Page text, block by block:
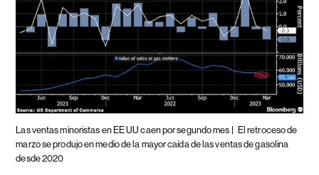
Las ventas minoristas en EE UU caen por segundo mes |
El retroceso de
marzo se produjo en medio de la mayor caída de las ventas de gasolina
desde 2020